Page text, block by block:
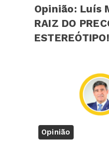
Opinião: Luís
RAIZ DO
ESTEREÓTIPO! LIBERDADE
Opinião